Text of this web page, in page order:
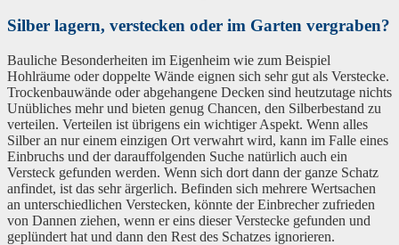
Silber lagern, verstecken oder im Garten vergraben?
Bauliche Besonderheiten im Eigenheim wie zum Beispiel
Hohlräume oder doppelte Wände eignen sich sehr gut als Verstecke.
Trockenbauwände oder abgehangene Decken sind heutzutage nichts
Unübliches mehr und bieten genug Chancen, den Silberbestand zu
verteilen. Verteilen ist übrigens ein wichtiger Aspekt. Wenn alles
Silber an nur einem einzigen Ort verwahrt wird, kann im Falle eines
Einbruchs und der darauffolgenden Suche natürlich auch ein
Versteck gefunden werden. Wenn sich dort dann der ganze Schatz
anfindet, ist das sehr ärgerlich. Befinden sich mehrere Wertsachen
an unterschiedlichen Verstecken, könnte der Einbrecher zufrieden
von Dannen ziehen, wenn er eins dieser Verstecke gefunden und
geplündert hat und dann den Rest des Schatzes ignorieren.